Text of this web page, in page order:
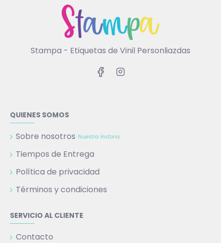
Stampa - Etiquetas de Vinil Personliazdas
QUIENES SOMOS
Sobre nosotros Nuestra Historia
Tiempos de Entrega
Política de privacidad
Términos y condiciones
SERVICIO AL CLIENTE
Contacto